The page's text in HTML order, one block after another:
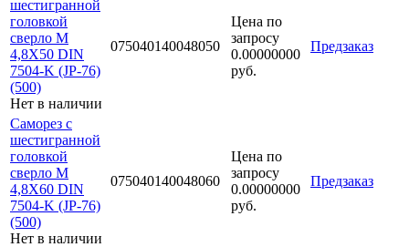
шестигранной
головкой
сверло М
4,8Х50 DIN
7504-K (JP-76)
(500)
Нет в наличии
075040140048050
Цена по
запросу
0.00000000
руб.
Предзаказ
Саморез с
шестигранной
головкой
сверло М
4,8Х60 DIN
7504-K (JP-76)
(500)
Нет в наличии
075040140048060
Цена по
запросу
0.00000000
руб.
Предзаказ